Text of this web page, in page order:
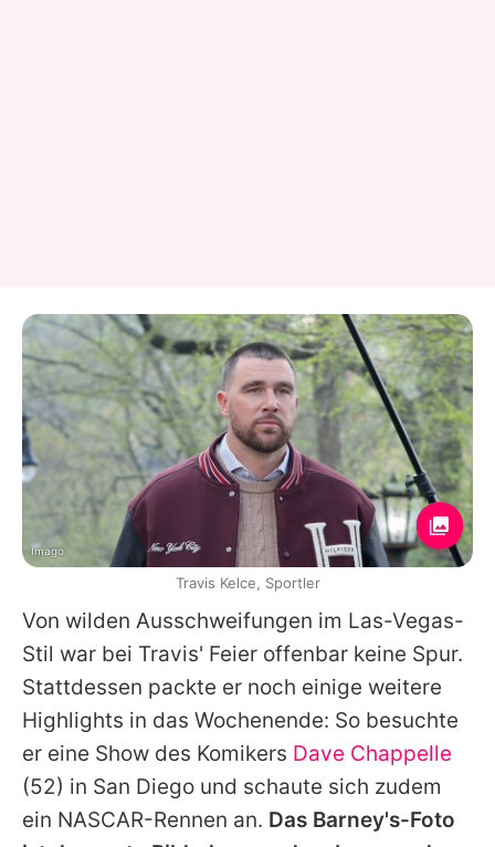
Von wilden Ausschweifungen im Las-Vegas-
Stil war bei Travis' Feier offenbar keine Spur.
Stattdessen packte er noch einige weitere
Highlights in das Wochenende: So besuchte
er eine Show des Komikers Dave Chappelle
(52) in San Diego und schaute sich zudem
ein NASCAR-Rennen an. Das Barney's-Foto
Imago
Travis Kelce, Sportler